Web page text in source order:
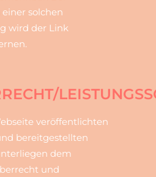
solchen
wird der Link
veröffentlichten
bereitgestellten
dem
und